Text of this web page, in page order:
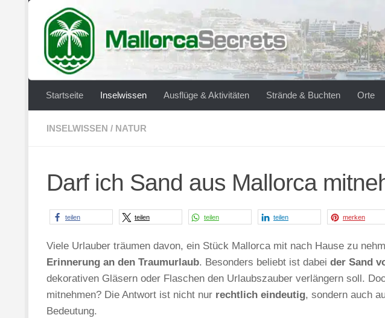
Zum Inhalt springen
Startseite Inselwissen Ausflüge & Aktivitäten Strände & Buchten Orte
INSELWISSEN / NATUR
Darf ich Sand aus Mallorca
teilen teilen teilen teilen merken
Viele Urlauber träumen davon, ein Stück Mallorca mit nach Hause zu
Erinnerung an den Traumurlaub. Besonders beliebt ist dabei der Sand
dekorativen Gläsern oder Flaschen den Urlaubszauber verlängern soll.
mitnehmen? Die Antwort ist nicht nur rechtlich eindeutig, sondern auch
Bedeutung.